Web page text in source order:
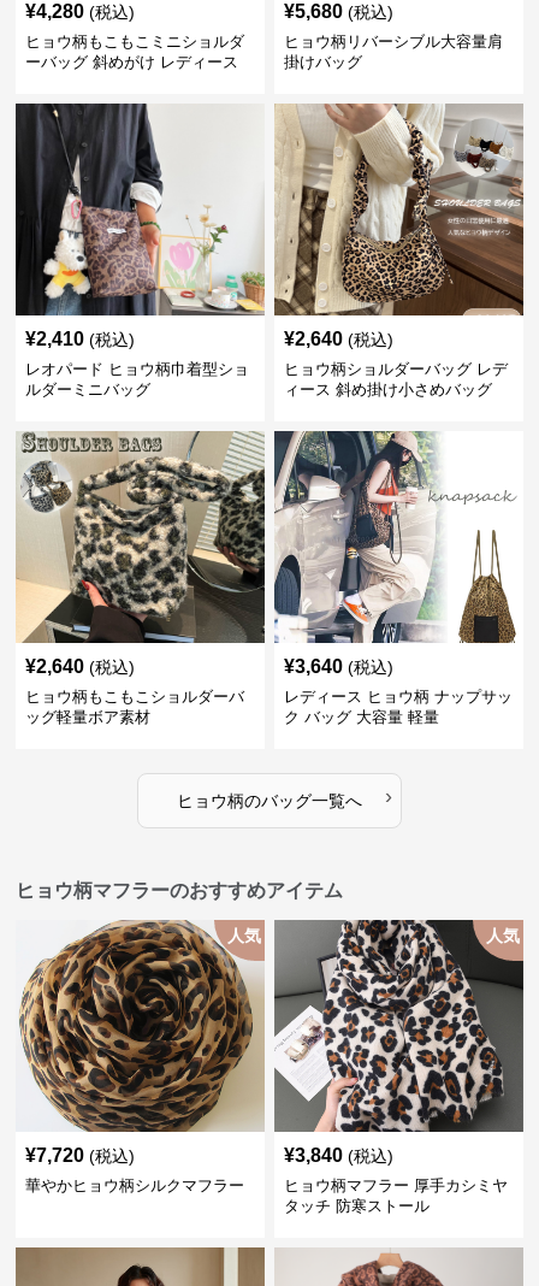
¥4,280 (税込)
ヒョウ柄もこもこミニショルダ
ーバッグ 斜めがけ レディース
¥5,680 (税込)
ヒョウ柄リバーシブル大容量肩
掛けバッグ
¥2,410 (税込)
レオパード ヒョウ柄巾着型ショ
ルダーミニバッグ
¥2,640 (税込)
ヒョウ柄ショルダーバッグ レデ
ィース 斜め掛け小さめバッグ
¥2,640 (税込)
ヒョウ柄もこもこショルダーバ
ッグ軽量ボア素材
¥3,640 (税込)
レディース ヒョウ柄 ナップサッ
ク バッグ 大容量 軽量
ヒョウ柄のバッグ一覧へ ›
ヒョウ柄マフラーのおすすめアイテム
人気
¥7,720 (税込)
華やかヒョウ柄シルクマフラー
人気
¥3,840 (税込)
ヒョウ柄マフラー 厚手カシミヤ
タッチ 防寒ストール